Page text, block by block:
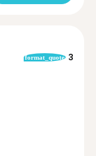
format_quote 3